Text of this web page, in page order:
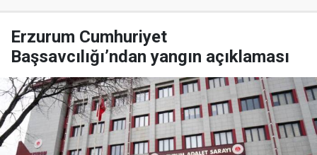
Erzurum Cumhuriyet
Başsavcılığı’ndan yangın açıklaması